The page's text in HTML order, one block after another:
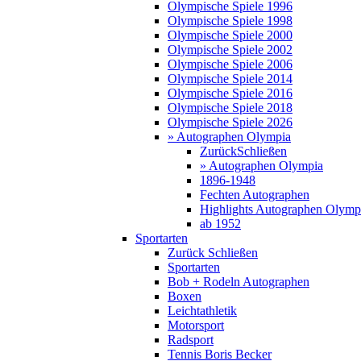
Olympische Spiele 1996
Olympische Spiele 1998
Olympische Spiele 2000
Olympische Spiele 2002
Olympische Spiele 2006
Olympische Spiele 2014
Olympische Spiele 2016
Olympische Spiele 2018
Olympische Spiele 2026
» Autographen Olympia
ZurückSchließen
» Autographen Olympia
1896-1948
Fechten Autographen
Highlights Autographen
ab 1952
Sportarten
Zurück Schließen
Sportarten
Bob + Rodeln Autographen
Boxen
Leichtathletik
Motorsport
Radsport
Tennis Boris Becker